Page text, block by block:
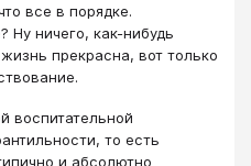
все в порядке.
Ну ничего, как-нибудь
прекрасна, вот только
воспитательной
то есть
и абсолютно